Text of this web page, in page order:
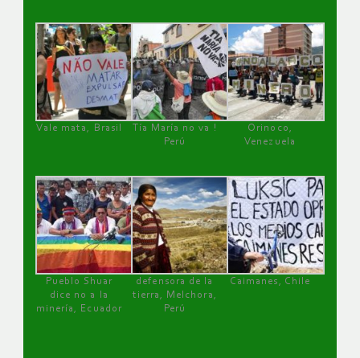
Vale mata, Brasil
Tía María no va !
Perú
Orinoco,
Venezuela
Pueblo Shuar
dice no a la
minería, Ecuador
defensora de la
tierra, Melchora,
Perú
Caimanes, Chile